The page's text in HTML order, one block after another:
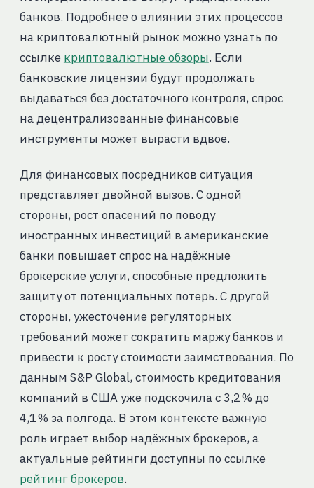
банков. Подробнее о влиянии этих процессов
на криптовалютный рынок можно узнать по
ссылке криптовалютные обзоры. Если
банковские лицензии будут продолжать
выдаваться без достаточного контроля, спрос
на децентрализованные финансовые
инструменты может вырасти вдвое.
Для финансовых посредников ситуация
представляет двойной вызов. С одной
стороны, рост опасений по поводу
иностранных инвестиций в американские
банки повышает спрос на надёжные
брокерские услуги, способные предложить
защиту от потенциальных потерь. С другой
стороны, ужесточение регуляторных
требований может сократить маржу банков и
привести к росту стоимости заимствования. По
данным S&P Global, стоимость кредитования
компаний в США уже подскочила с 3,2 % до
4,1 % за полгода. В этом контексте важную
роль играет выбор надёжных брокеров, а
актуальные рейтинги доступны по ссылке
рейтинг брокеров.